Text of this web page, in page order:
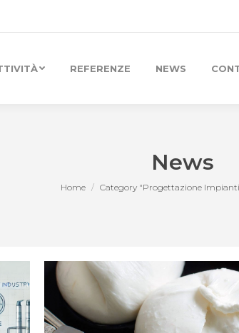
REFERENZE NEWS
News
Home Category "Progettazione